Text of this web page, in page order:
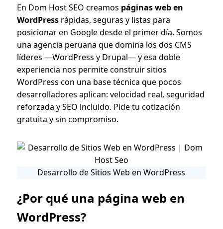
En Dom Host SEO creamos páginas web en
WordPressrápidas, seguras y listas para
posicionar en Google desde el primer día. Somos
una agencia peruana que domina los dos CMS
líderes —WordPress y Drupal— y esa doble
experiencia nos permite construir sitios
WordPress con una base técnica que pocos
desarrolladores aplican: velocidad real, seguridad
reforzada y SEO incluido. Pide tu cotización
gratuita y sin compromiso.
Desarrollo de Sitios Web en WordPress
¿Por qué una página web en
WordPress?